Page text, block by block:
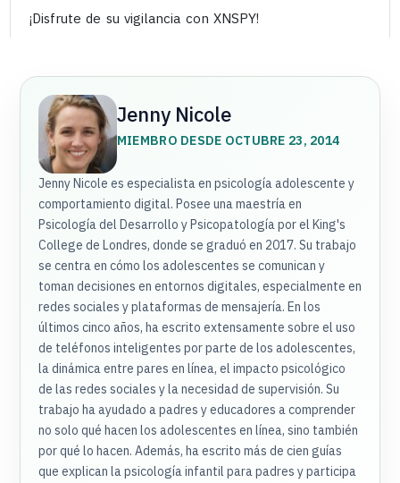
¡Disfrute de su vigilancia con XNSPY!
Jenny Nicole
MIEMBRO DESDE OCTUBRE 23, 2014
Jenny Nicole es especialista en psicología adolescente y
comportamiento digital. Posee una maestría en
Psicología del Desarrollo y Psicopatología por el King's
College de Londres, donde se graduó en 2017. Su trabajo
se centra en cómo los adolescentes se comunican y
toman decisiones en entornos digitales, especialmente en
redes sociales y plataformas de mensajería. En los
últimos cinco años, ha escrito extensamente sobre el uso
de teléfonos inteligentes por parte de los adolescentes,
la dinámica entre pares en línea, el impacto psicológico
de las redes sociales y la necesidad de supervisión. Su
trabajo ha ayudado a padres y educadores a comprender
no solo qué hacen los adolescentes en línea, sino también
por qué lo hacen. Además, ha escrito más de cien guías
que explican la psicología infantil para padres y participa